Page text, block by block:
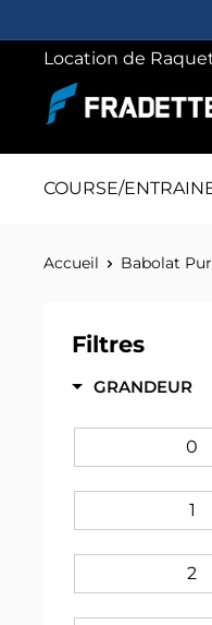
au
contenu
Location de
Fradette
sport
COURSE/
Accueil Babolat
Filtres
GRANDEUR
0
1
2